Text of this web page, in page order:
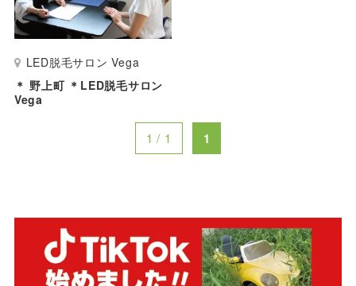
LED脱毛サロン Vega
＊ 野上町 ＊LED脱毛サロン
Vega
1 / 1 1